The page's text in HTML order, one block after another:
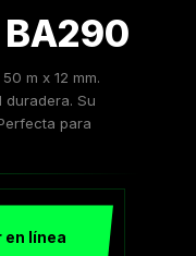
m x 12 mm.
duradera. Su
para
en línea